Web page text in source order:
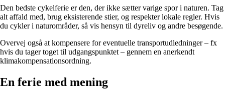
Den bedste cykelferie er den, der ikke sætter varige spor i naturen. Tag
alt affald med, brug eksisterende stier, og respekter lokale regler. Hvis
du cykler i naturområder, så vis hensyn til dyreliv og andre besøgende.
Overvej også at kompensere for eventuelle transportudledninger – fx
hvis du tager toget til udgangspunktet – gennem en anerkendt
klimakompensationsordning.
En ferie med mening